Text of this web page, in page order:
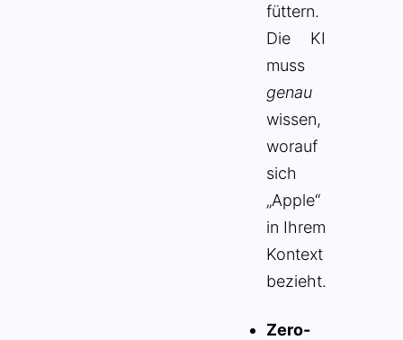
füttern.
Die KI
muss
genau
wissen,
worauf
sich
„Apple“
in Ihrem
Kontext
bezieht.
Zero-